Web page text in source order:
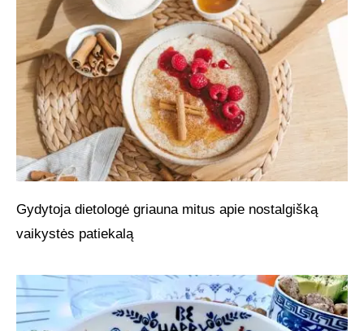
Gydytoja dietologė griauna mitus apie nostalgišką
vaikystės patiekalą